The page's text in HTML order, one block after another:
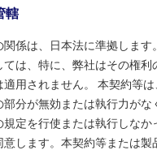
轄
係は、日本法に準拠しま
は、特に、弊社はその権
用されません。 本契約等
分が無効または執行力が
定を行使または執行しな
します。本契約等または